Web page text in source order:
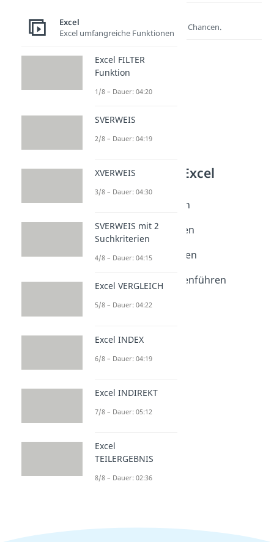
Entdecke hier deine Chancen.
Weitere Inhalte: Excel
Excel Tabellen & Daten
Excel Passwort schützen
Excel Passwort entfernen
Dauer: 01:28
Excel Tabellen vergleichen
Excel Tabellen zusammenführen
csv in Excel umwandeln
Dauer: 02:13
Excel
Excel umfangreiche Funktionen
Excel FILTER
Funktion
1/8 – Dauer: 04:20
SVERWEIS
2/8 – Dauer: 04:19
XVERWEIS
3/8 – Dauer: 04:30
SVERWEIS mit 2
Suchkriterien
4/8 – Dauer: 04:15
Excel VERGLEICH
5/8 – Dauer: 04:22
Excel INDEX
6/8 – Dauer: 04:19
Excel INDIREKT
7/8 – Dauer: 05:12
Excel
TEILERGEBNIS
8/8 – Dauer: 02:36